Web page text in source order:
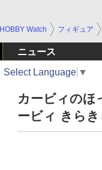
HOBBY Watch フィギュア
ニュース
Select Language ▼
カービィのほ
ービィ きら